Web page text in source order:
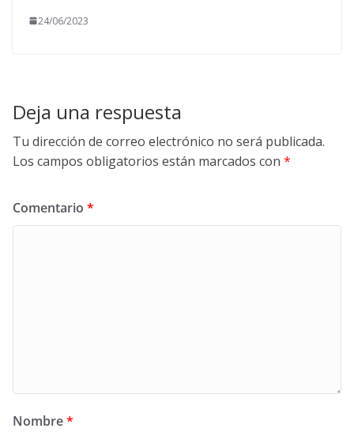
24/06/2023
Deja una respuesta
Tu dirección de correo electrónico no será publicada.
Los campos obligatorios están marcados con *
Comentario *
Nombre*